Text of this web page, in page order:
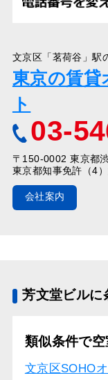
文京区「茗荷谷」駅
東京の賃貸
ト
03-
〒150-0002 東京都
東京都知事免許（4
会社案内
芳文堂ビルに
類似条件で
文京区SOHO